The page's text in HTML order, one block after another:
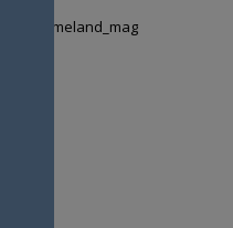
by Animeland_mag